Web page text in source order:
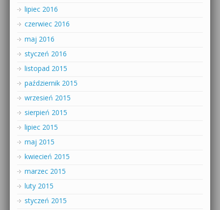
lipiec 2016
czerwiec 2016
maj 2016
styczeń 2016
listopad 2015
październik 2015
wrzesień 2015
sierpień 2015
lipiec 2015
maj 2015
kwiecień 2015
marzec 2015
luty 2015
styczeń 2015